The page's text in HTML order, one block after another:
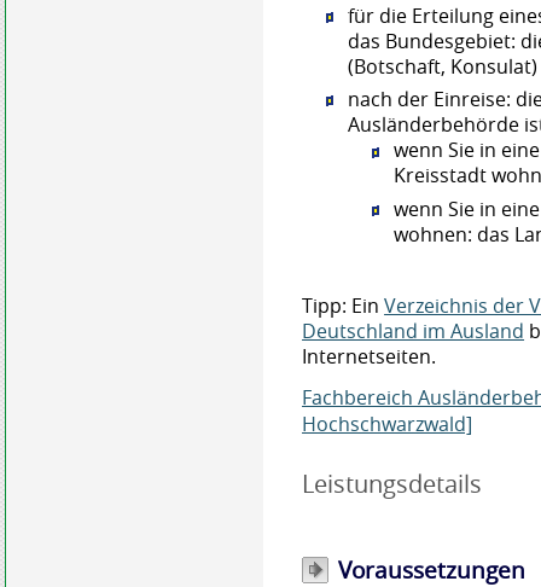
für die Erteilung
das Bundesgebiet:
(Botschaft, Konsulat)
nach der Einreise:
Ausländerbehörde
wenn Sie in
Kreisstadt
wenn Sie in
wohnen: das
Tipp: EinVerzeichnis der
Deutschland im Ausland
Internetseiten.
Fachbereich
Hochschwarzwald]
Leistungsdetails
Voraussetzungen